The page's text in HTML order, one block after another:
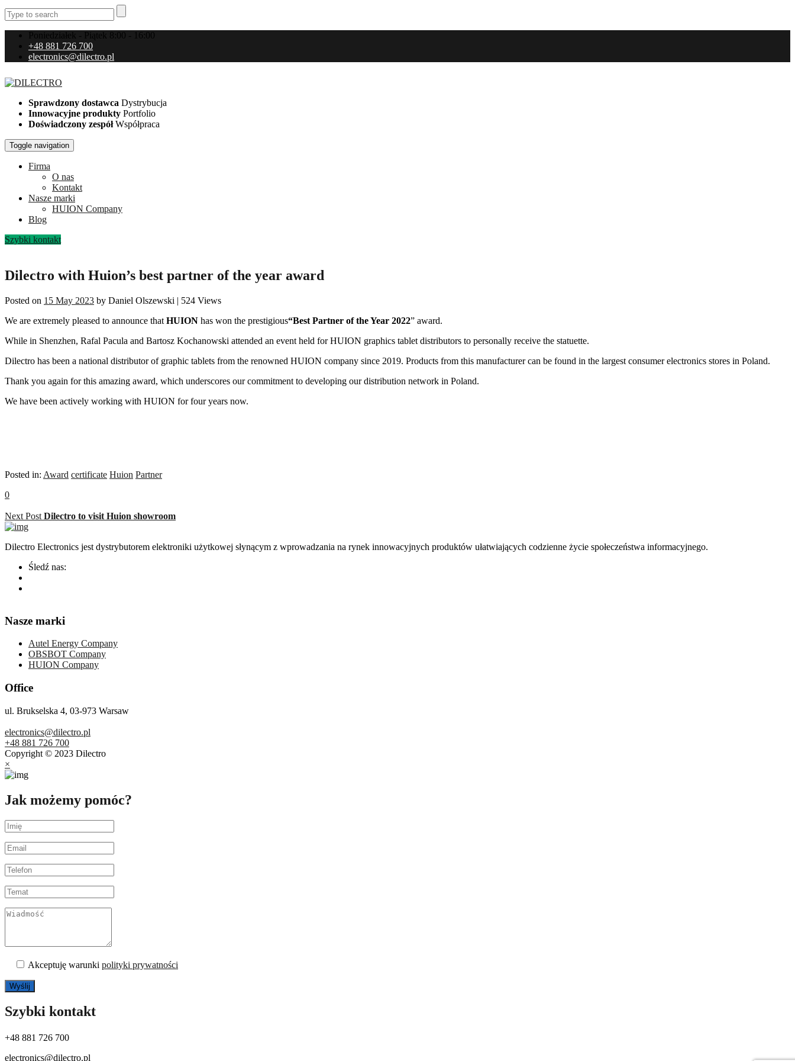
Poniedziałek - Piątek 8:00 - 16:00
+48 881 726 700
electronics@dilectro.pl
Sprawdzony dostawca Dystrybucja
Innowacyjne produkty Portfolio
Doświadczony zespół Współpraca
Toggle navigation
Firma
O nas
Kontakt
Nasze marki
HUION Company
Blog
Szybki kontakt
Dilectro with Huion’s best partner of the year award
Posted on 15 May 2023 by Daniel Olszewski | 524 Views
We are extremely pleased to announce that HUION has won the prestigious“Best Partner of the Year 2022” award.
While in Shenzhen, Rafal Pacula and Bartosz Kochanowski attended an event held for HUION graphics tablet distributors to personally receive the statuette.
Dilectro has been a national distributor of graphic tablets from the renowned HUION company since 2019. Products from this manufacturer can be found in the largest consumer electronics stores in Poland.
Thank you again for this amazing award, which underscores our commitment to developing our distribution network in Poland.
We have been actively working with HUION for four years now.
Posted in: Award certificate Huion Partner
0
Next Post Dilectro to visit Huion showroom
Dilectro Electronics jest dystrybutorem elektroniki użytkowej słynącym z wprowadzania na rynek innowacyjnych produktów ułatwiających codzienne życie społeczeństwa informacyjnego.
Śledź nas:
Nasze marki
Autel Energy Company
OBSBOT Company
HUION Company
Office
ul. Brukselska 4, 03-973 Warsaw
electronics@dilectro.pl
+48 881 726 700
Copyright © 2023 Dilectro
×
Jak możemy pomóc?
Akceptuję warunki polityki prywatności
Szybki kontakt
+48 881 726 700
electronics@dilectro.pl